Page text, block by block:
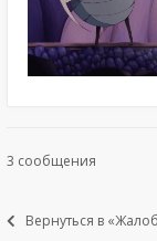
3 сообщения
Вернуться в